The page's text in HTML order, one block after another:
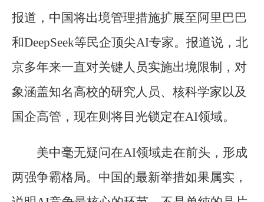
报道，中国将出境管理措施扩展至阿里巴巴
和DeepSeek等民企顶尖AI专家。报道说，北
京多年来一直对关键人员实施出境限制，对
象涵盖知名高校的研究人员、核科学家以及
国企高管，现在则将目光锁定在AI领域。
美中毫无疑问在AI领域走在前头，形成
两强争霸格局。中国的最新举措如果属实，